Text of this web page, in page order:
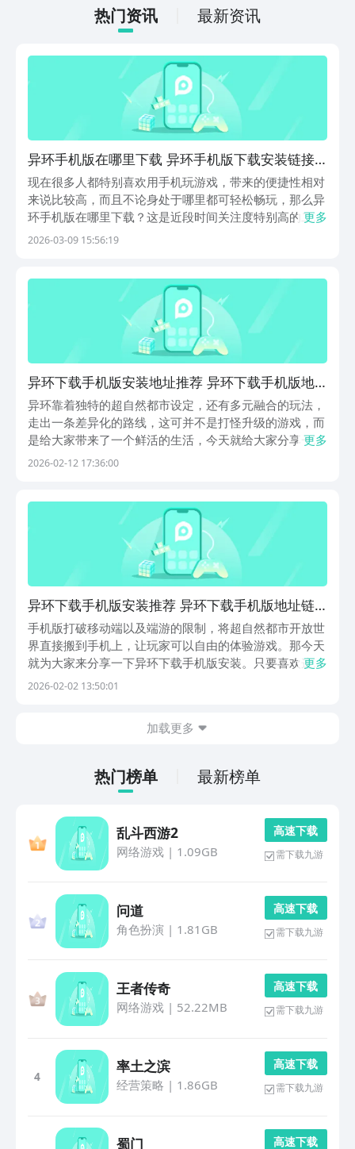
机端该怎么下的朋友就一起来看看吧。
热门资讯 最新资讯
异环手机版在哪里下载 异环手机版下载安装链接
介绍
现在很多人都特别喜欢用手机玩游戏，带来的便捷性相对
来说比较高，而且不论身处于哪里都可轻松畅玩，那么异
环手机版在哪里下载？这是近段时间关注度特别高的二次
元游戏，开放世界的玩法在大都市场景中，大家来探索或
【异...
更多
2026-03-09 15:56:19
异环下载手机版安装地址推荐 异环下载手机版地
址链接
异环靠着独特的超自然都市设定，还有多元融合的玩法，
走出一条差异化的路线，这可并不是打怪升级的游戏，而
是给大家带来了一个鲜活的生活，今天就给大家分享一下
异环下载手机版安装地址。只要是想下载这款游戏，都可
#《《《...
更多
2026-02-12 17:36:00
异环下载手机版安装推荐 异环下载手机版地址链
接
手机版打破移动端以及端游的限制，将超自然都市开放世
界直接搬到手机上，让玩家可以自由的体验游戏。那今天
就为大家来分享一下异环下载手机版安装。只要喜欢这款
游戏，都应该了解一下游戏的下载地址，以及趣味性的玩
更多
2026-02-02 13:50:01
加载更多
热门榜单 最新榜单
乱斗西游2
网络游戏| 1.09GB
高 速 下 载
需下载九游
问道
角色扮演 | 1.81GB
高 速 下 载
需下载九游
王者传奇
网络游戏| 52.22MB
高 速 下 载
需下载九游
4
率土之滨
经营策略 | 1.86GB
高 速 下 载
需下载九游
蜀门 高 速 下 载